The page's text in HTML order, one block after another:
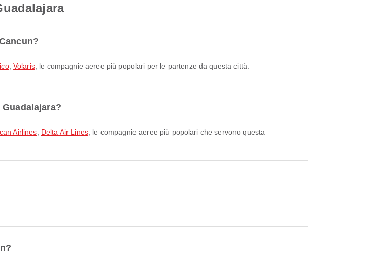
, Volaris, le compagnie aeree più popolari per le partenze da questa città.
Airlines Delta Air Lines , le compagnie aeree più popolari che servono questa